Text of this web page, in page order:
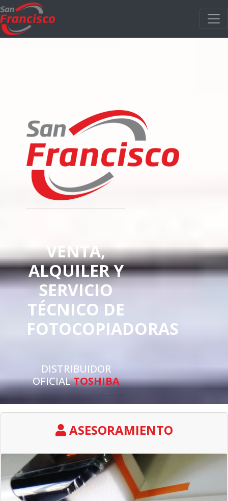
VENTA,
ALQUILER Y
SERVICIO
TÉCNICO DE
FOTOCOPIADORAS
DISTRIBUIDOR
OFICIALTOSHIBA
ASESORAMIENTO